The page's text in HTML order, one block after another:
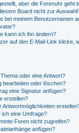
aber die Forenuhr geht
Board nicht zur Auswahl!
bei meinem Benutzernamen
kann ich ihn ändern?
auf den E-Mail-Link klicke,
oder eine Antwort?
bearbeiten oder löschen?
eine Signatur anfügen?
erstellen?
Antwortmöglichkeiten
ich eine Umfrage?
Foren nicht zugreifen?
anfügen?